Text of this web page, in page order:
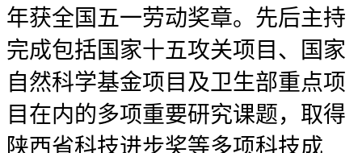
年获全国五一劳动奖章。先后主持
完成包括国家十五攻关项目、国家
自然科学基金项目及卫生部重点项
目在内的多项重要研究课题，取得
陕西省科技进步奖等多项科技成